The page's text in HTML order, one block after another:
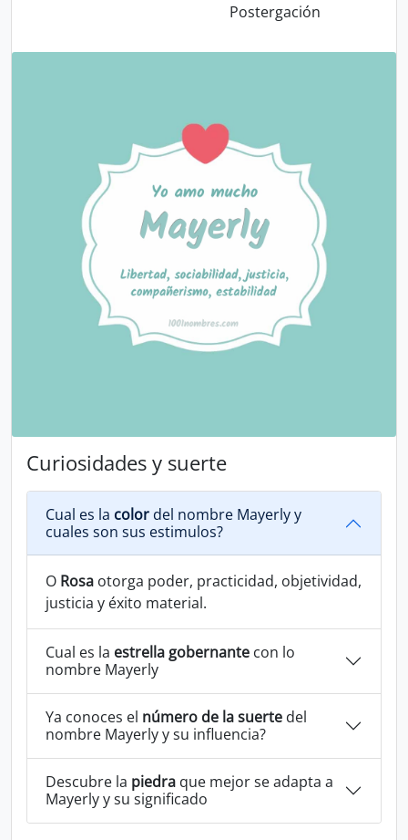
Postergación
Curiosidades y suerte
Cual es la color del nombre Mayerly y
cuales son sus estimulos?
O Rosa otorga poder, practicidad, objetividad,
justicia y éxito material.
Cual es la estrella gobernante con lo
nombre Mayerly
Ya conoces el número de la suerte del
nombre Mayerly y su influencia?
Descubre la piedra que mejor se adapta a
Mayerly y su significado